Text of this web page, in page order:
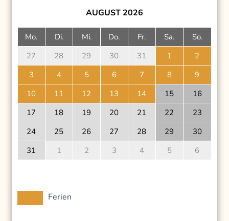
AUGUST 2026
Mo. Di. Mi. Do. Fr. Sa.
So.
27
28 29 30 31 1
2
3
4 5 6 7 8
9
10
11 12 13 14 15
16
17
18 19 20 21 22
23
24
25 26 27 28 29
30
31
1 2 3 4 5 6
Ferien